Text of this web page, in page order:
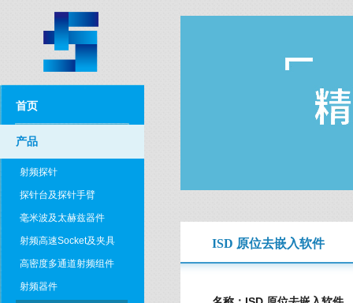
首页
产品
射频探针
探针台及探针手臂
毫米波及太赫兹器件
射频高速Socket及夹具
高密度多通道射频组件
射频器件
ISD 原位去嵌入软件